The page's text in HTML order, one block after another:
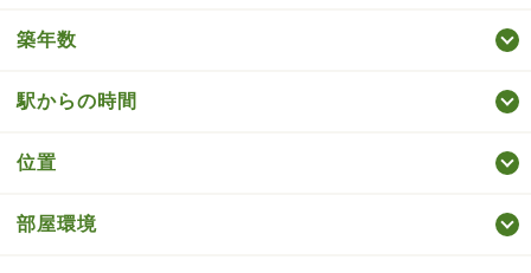
築年数
駅からの時間
位置
部屋環境